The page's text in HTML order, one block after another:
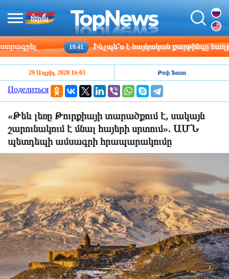
19:41 Ինչպե՞ս է հայկական քարթինգը
29 Ապրիլ, 2020 16:03 Թոփ Ֆոտո
Поделиться
«Թեև լեռը Թուրքիայի տարածքում է, սակայն
շարունակում է մնալ հայերի սրտում». ԱՄՆ
պետդեպի ամսագրի հրապարակումը